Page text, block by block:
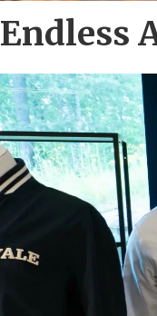
Endless